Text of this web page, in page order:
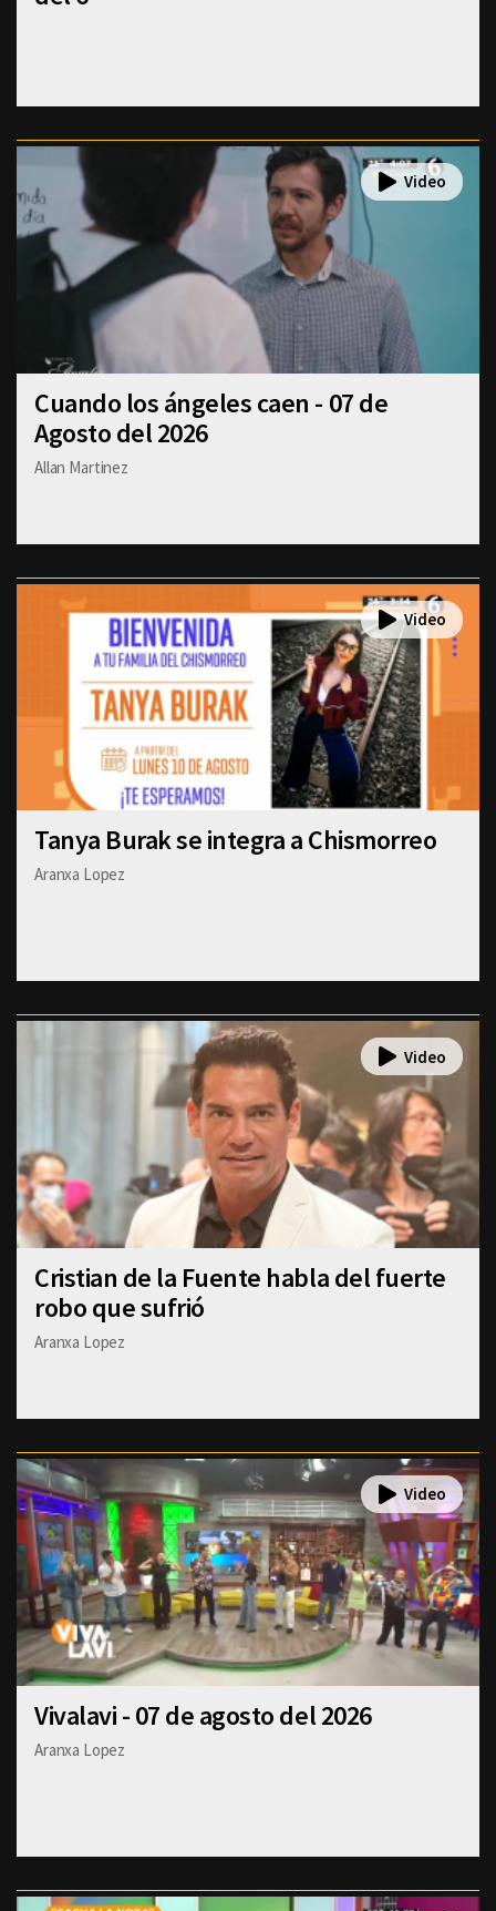
Cuando los ángeles caen - 07 de
Agosto del 2026
Allan Martinez
Tanya Burak se integra a Chismorreo
Aranxa Lopez
Cristian de la Fuente habla del fuerte
robo que sufrió
Aranxa Lopez
Vivalavi - 07 de agosto del 2026
Aranxa Lopez